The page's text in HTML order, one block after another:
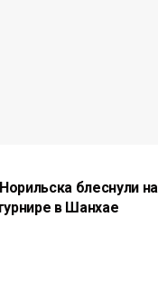
блеснули на
в Шанхае